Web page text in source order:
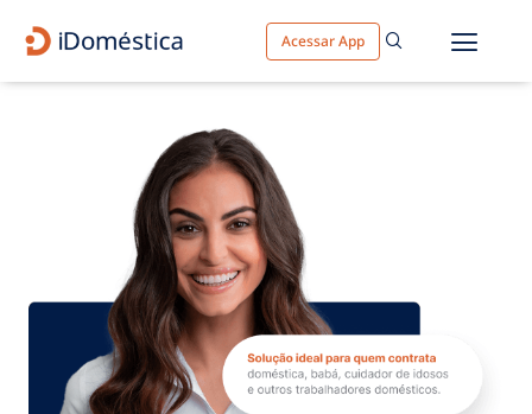
Acessar App